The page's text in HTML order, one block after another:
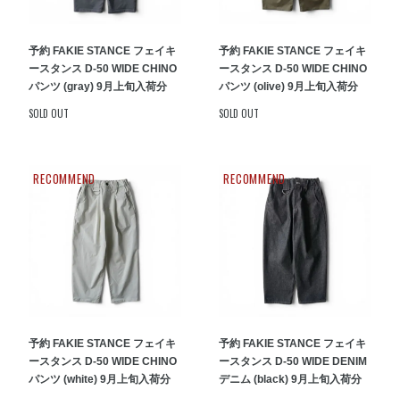
予約 FAKIE STANCE フェイキ
ースタンス D-50 WIDE CHINO
パンツ (gray) 9月上旬入荷分
SOLD OUT
予約 FAKIE STANCE フェイキ
ースタンス D-50 WIDE CHINO
パンツ (olive) 9月上旬入荷分
SOLD OUT
RECOMMEND
予約 FAKIE STANCE フェイキ
ースタンス D-50 WIDE CHINO
パンツ (white) 9月上旬入荷分
RECOMMEND
予約 FAKIE STANCE フェイキ
ースタンス D-50 WIDE DENIM
デニム (black) 9月上旬入荷分